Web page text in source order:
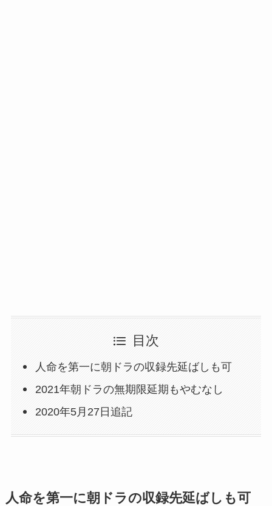
目次
人命を第一に朝ドラの収録先延ばしも可
2021年朝ドラの無期限延期もやむなし
2020年5月27日追記
人命を第一に朝ドラの収録先延ばしも可